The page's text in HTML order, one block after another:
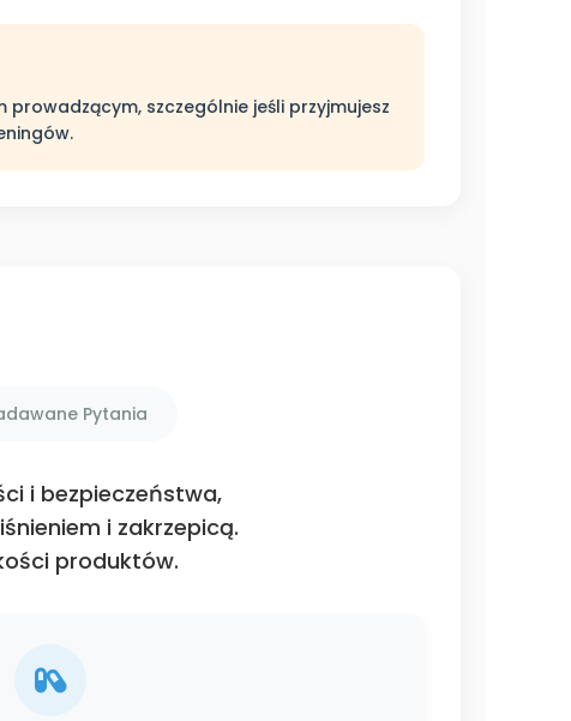
szczególnie jeśli przyjmujesz
Pytania
i bezpieczeństwa,
i zakrzepicą.
produktów.